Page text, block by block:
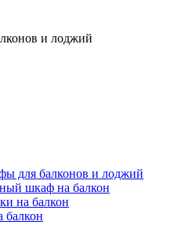
и лоджий
для балконов и лоджий
шкаф на балкон
на балкон
балкон